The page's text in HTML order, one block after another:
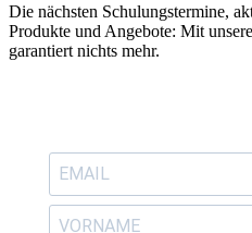
Die nächsten Schulungstermine,
Produkte und Angebote: Mit
garantiert nichts mehr.